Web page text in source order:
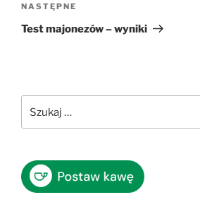
Następny
wpis
NASTĘPNE
Test majonezów – wyniki